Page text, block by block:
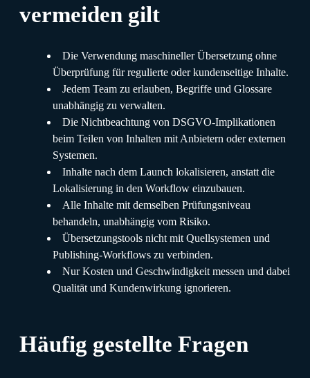
vermeiden gilt
Die Verwendung maschineller Übersetzung ohne
Überprüfung für regulierte oder kundenseitige Inhalte.
Jedem Team zu erlauben, Begriffe und Glossare
unabhängig zu verwalten.
Die Nichtbeachtung von DSGVO-Implikationen
beim Teilen von Inhalten mit Anbietern oder externen
Systemen.
Inhalte nach dem Launch lokalisieren, anstatt die
Lokalisierung in den Workflow einzubauen.
Alle Inhalte mit demselben Prüfungsniveau
behandeln, unabhängig vom Risiko.
Übersetzungstools nicht mit Quellsystemen und
Publishing-Workflows zu verbinden.
Nur Kosten und Geschwindigkeit messen und dabei
Qualität und Kundenwirkung ignorieren.
Häufig gestellte Fragen